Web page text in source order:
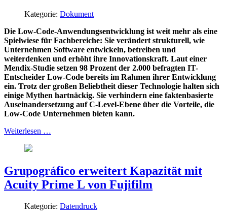
Kategorie: Dokument
Die Low-Code-Anwendungsentwicklung ist weit mehr als eine
Spielwiese für Fachbereiche: Sie verändert strukturell, wie
Unternehmen Software entwickeln, betreiben und
weiterdenken und erhöht ihre Innovationskraft. Laut einer
Mendix-Studie setzen 98 Prozent der 2.000 befragten IT-
Entscheider Low-Code bereits im Rahmen ihrer Entwicklung
ein. Trotz der großen Beliebtheit dieser Technologie halten sich
einige Mythen hartnäckig. Sie verhindern eine faktenbasierte
Auseinandersetzung auf C-Level-Ebene über die Vorteile, die
Low-Code Unternehmen bieten kann.
Weiterlesen …
Grupográfico erweitert Kapazität mit
Acuity Prime L von Fujifilm
Kategorie: Datendruck